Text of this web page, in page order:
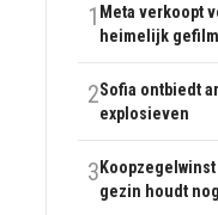
1 Meta verkoopt
heimelijk
2Sofia ontbiedt
explosieven
3
gezin houdt